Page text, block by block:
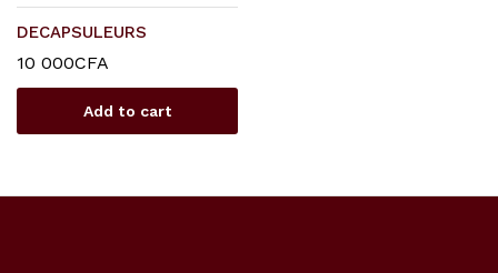
DECAPSULEURS
10 000CFA
Add to cart